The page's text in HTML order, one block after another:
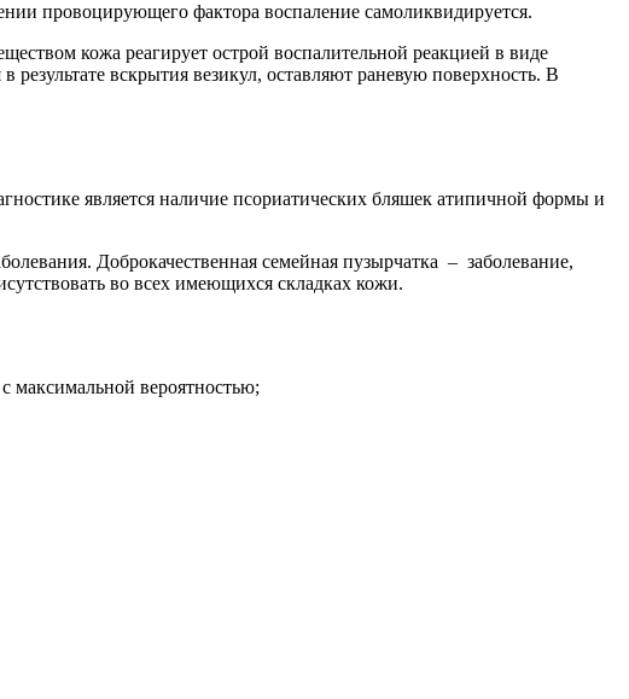
провоцирующего фактора воспаление самоликвидируется.
кожа реагирует острой воспалительной реакцией в виде
вскрытия везикул, оставляют раневую поверхность. В
является наличие псориатических бляшек атипичной формы и
Доброкачественная семейная пузырчатка – заболевание,
во всех имеющихся складках кожи.
максимальной вероятностью;